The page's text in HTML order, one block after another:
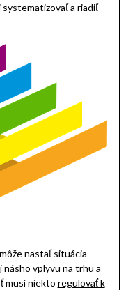
systematizovať a riadiť
nastať situácia
vplyvu na trhu a
musí niekto regulovať k